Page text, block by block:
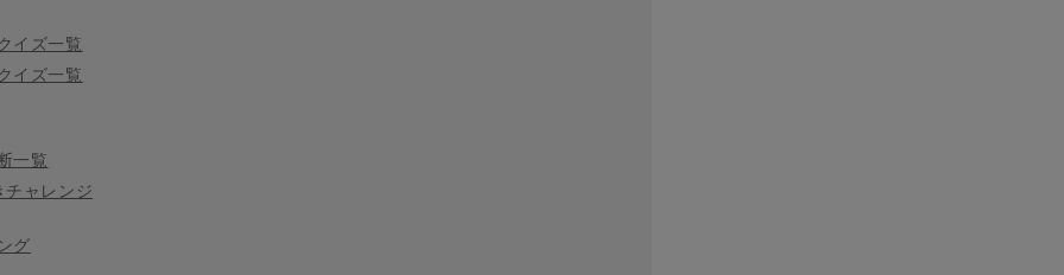
イズ一覧
イズ一覧
一覧
ャレンジ
グ